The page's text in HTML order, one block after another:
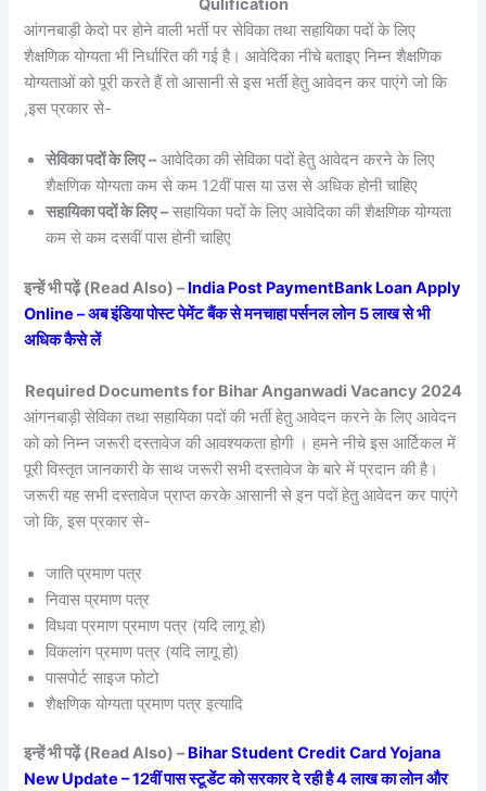
Qulification
आंगनबाड़ी केदो पर होने वाली भर्ती पर सेविका तथा सहायिका पदों के लिए
शैक्षणिक योग्यता भी निर्धारित की गई है। आवेदिका नीचे बताइए निम्न शैक्षणिक
योग्यताओं को पूरी करते हैं तो आसानी से इस भर्ती हेतु आवेदन कर पाएंगे जो कि
,इस प्रकार से-
सेविका पदों के लिए –आवेदिका की सेविका पदों हेतु आवेदन करने के लिए
शैक्षणिक योग्यता कम से कम 12वीं पास या उस से अधिक होनी चाहिए
सहायिका पदों के लिए –सहायिका पदों के लिए आवेदिका की शैक्षणिक योग्यता
कम से कम दसवीं पास होनी चाहिए
इन्हें भी पढ़ें (Read Also) –India Post PaymentBank Loan Apply
Online – अब इंडिया पोस्ट पेमेंट बैंक से मनचाहा पर्सनल लोन 5 लाख से भी
अधिक कैसे लें
Required Documents for Bihar Anganwadi Vacancy 2024
आंगनबाड़ी सेविका तथा सहायिका पदों की भर्ती हेतु आवेदन करने के लिए आवेदन
को को निम्न जरूरी दस्तावेज की आवश्यकता होगी । हमने नीचे इस आर्टिकल में
पूरी विस्तृत जानकारी के साथ जरूरी सभी दस्तावेज के बारे में प्रदान की है।
जरूरी यह सभी दस्तावेज प्राप्त करके आसानी से इन पदों हेतु आवेदन कर पाएंगे
जो कि, इस प्रकार से-
जाति प्रमाण पत्र
निवास प्रमाण पत्र
विधवा प्रमाण प्रमाण पत्र (यदि लागू हो)
विकलांग प्रमाण पत्र (यदि लागू हो)
पासपोर्ट साइज फोटो
शैक्षणिक योग्यता प्रमाण पत्र इत्यादि
इन्हें भी पढ़ें (Read Also) –Bihar Student Credit Card Yojana
New Update – 12वीं पास स्टूडेंट को सरकार दे रही है 4 लाख का लोन और